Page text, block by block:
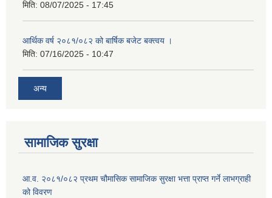
मिति: 08/07/2025 - 17:45
आर्थिक वर्ष २०८१/०८२ को बार्षिक बजेट बक्त्वय ।
मिति: 07/16/2025 - 10:47
अन्य
सामाजिक सुरक्षा
आ.व. २०८१/०८२ प्रथम चौमासिक सामाजिक सुरक्षा भत्ता प्राप्त गर्ने लाभग्राही
को विवरण